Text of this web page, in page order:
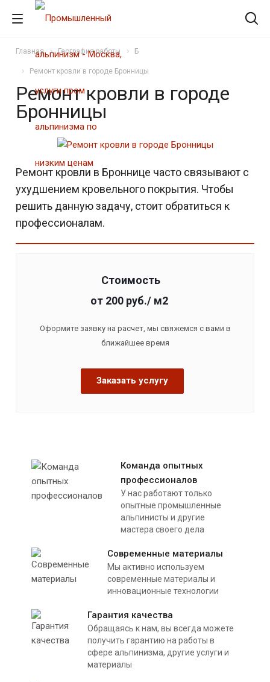
Главная География работы Б
Ремонт кровли в городе Бронницы
Ремонт кровли в городе
Бронницы
Ремонт кровли в Броннице часто связывают с
ухудшением кровельного покрытия. Чтобы
решить данную задачу, стоит обратиться к
профессионалам.
Стоимость
от 200 руб./ м2
Оформите заявку на расчет, мы свяжемся с вами в
ближайшее время
Заказать услугу
Команда опытных
профессионалов
У нас работают только
опытные промышленные
альпинисты и другие
мастера своего дела
Современные материалы
Мы активно используем
современные материалы и
инновационные технологии
Гарантия качества
Обращаясь к нам, вы всегда можете
получить гарантию на работы в
сфере альпинизма, другие услуги и
материалы